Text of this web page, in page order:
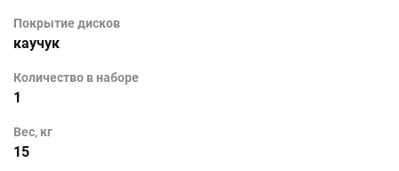
Покрытие дисков
каучук
Количество в наборе
1
Вес, кг
15